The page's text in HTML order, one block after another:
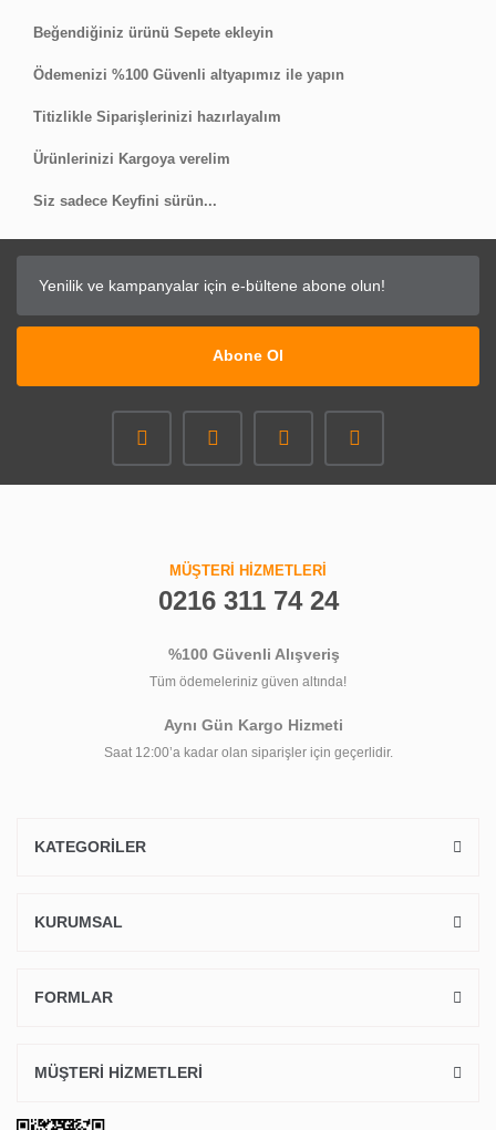
Beğendiğiniz ürünü Sepete ekleyin
Ödemenizi %100 Güvenli altyapımız ile yapın
Titizlikle Siparişlerinizi hazırlayalım
Ürünlerinizi Kargoya verelim
Siz sadece Keyfini sürün...
Abone Ol
MÜŞTERİ HİZMETLERİ
0216 311 74 24
%100 Güvenli Alışveriş
Tüm ödemeleriniz güven altında!
Aynı Gün Kargo Hizmeti
Saat 12:00’a kadar olan siparişler için geçerlidir.
KATEGORİLER
KURUMSAL
FORMLAR
MÜŞTERİ HİZMETLERİ